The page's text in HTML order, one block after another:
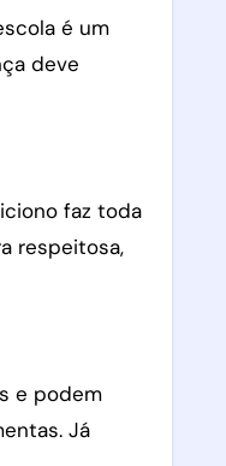
é um
deve
faz toda
respeitosa,
e podem
Já